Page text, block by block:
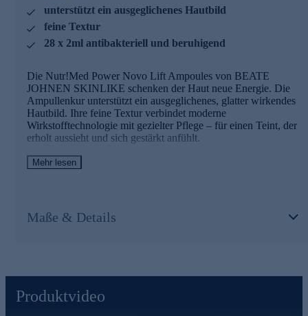
MVP Platinum MatrixEM
Helfen, Kollagen aufzubauen und können so zu festerer,
dichterer Haut beitragen.
Ausstrahlung beginnt mit der richtigen Pflege – jetzt
online entdecken.
unterstützt ein ausgeglichenes Hautbild
feine Textur
28 x 2ml antibakteriell und beruhigend
Die Nutr!Med Power Novo Lift Ampoules von BEATE
JOHNEN SKINLIKE schenken der Haut neue Energie. Die
Ampullenkur unterstützt ein ausgeglichenes, glatter wirkendes
Hautbild. Ihre feine Textur verbindet moderne
Wirkstofftechnologie mit gezielter Pflege – für einen Teint, der
erholt aussieht und sich gestärkt anfühlt.
Die Hauptwirkstoffe in der Übersicht
ebenmäßigeren Erscheinungsbild bei.
MicroSilver BG™
Wirkt antibakteriell und beruhigend auf der Hautoberfläche.
Mehr lesen
Maße & Details
Produktvideo